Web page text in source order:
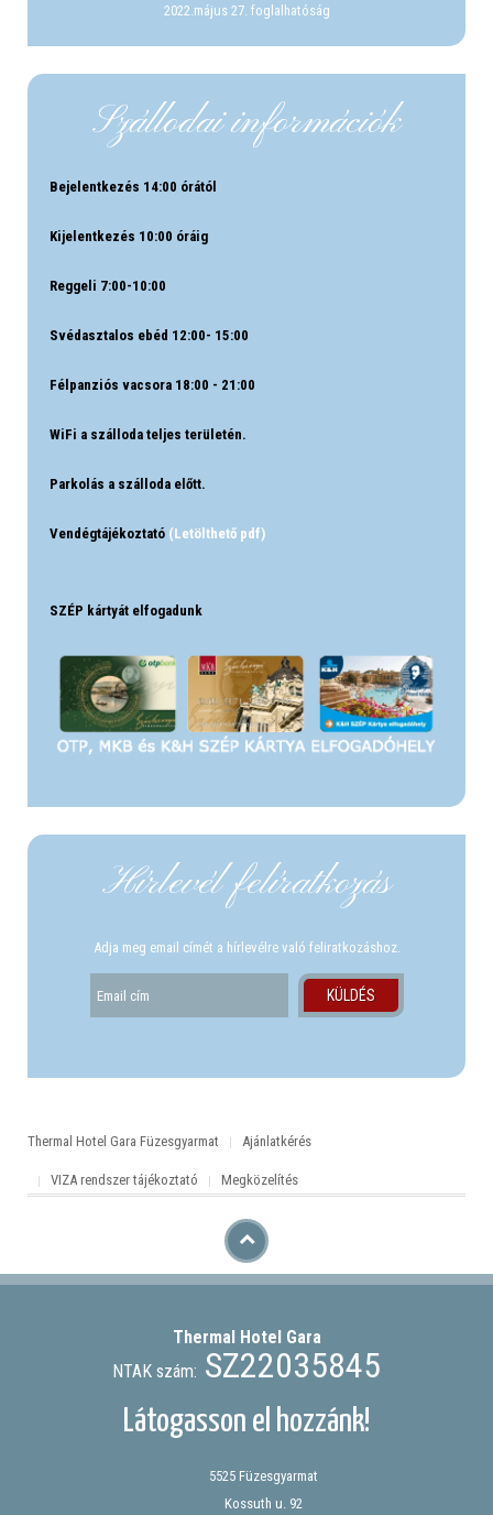
2022.május 27. foglalhatóság
Szállodai információk
Bejelentkezés 14:00 órától
Kijelentkezés 10:00 óráig
Reggeli 7:00-10:00
Svédasztalos ebéd 12:00- 15:00
Félpanziós vacsora 18:00 - 21:00
WiFi a szálloda teljes területén.
Parkolás a szálloda előtt.
Vendégtájékoztató (Letölthető pdf)
SZÉP kártyát elfogadunk
Hírlevél felíratkozás
Adja meg email címét a hírlevélre való feliratkozáshoz.
Thermal Hotel Gara Füzesgyarmat Ajánlatkérés
VIZA rendszer tájékoztató Megközelítés
Thermal Hotel Gara
NTAK szám: SZ22035845
Látogasson el hozzánk!
5525 Füzesgyarmat
Kossuth u. 92